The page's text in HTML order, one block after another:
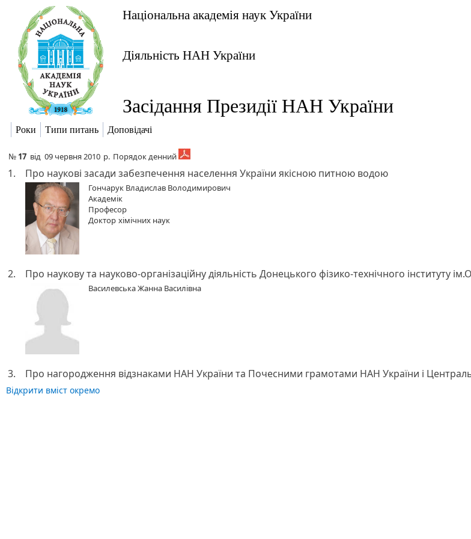
Національна академія наук України
Діяльність НАН України
Засідання Президії НАН України
Роки Типи питань Доповідачі
№ 17 від 09 червня 2010 р. Порядок денний
1. Про наукові засади забезпечення населення України якісною питною водою
Гончарук Владислав Володимирович
Академік
Професор
Доктор хімічних наук
2. Про наукову та науково-організаційну діяльність Донецького фізико-технічного інституту
Василевська Жанна Василівна
3. Про нагородження відзнаками НАН України та Почесними грамотами НАН України і
Відкрити вміст окремо